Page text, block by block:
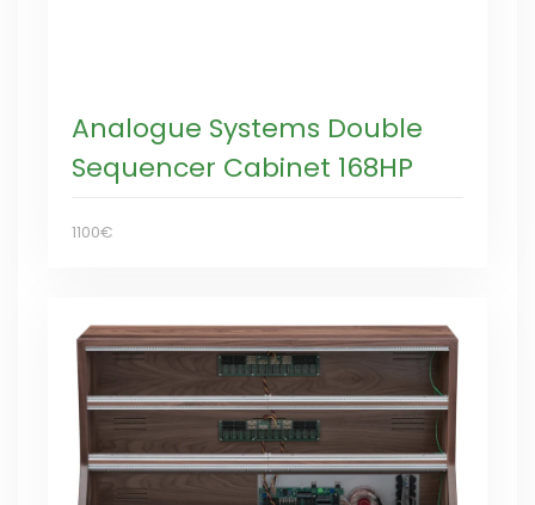
Analogue Systems Double
Sequencer Cabinet 168HP
1100€